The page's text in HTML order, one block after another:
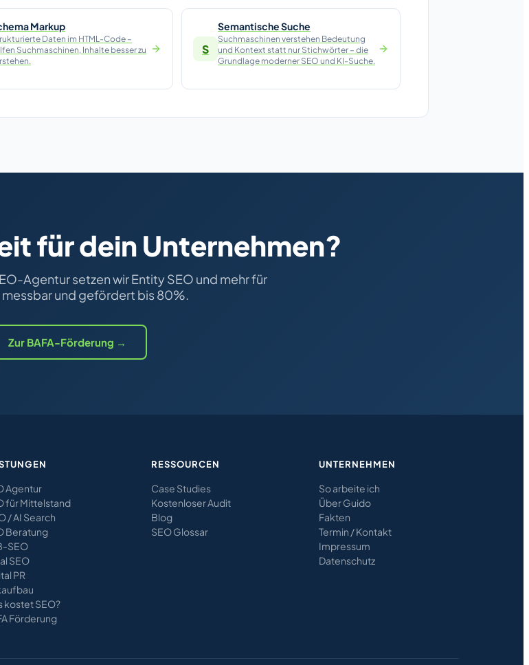
Markup
Daten im HTML-Code –
Suchmaschinen, Inhalte besser zu
S
Semantische Suche
Suchmaschinen verstehen Bedeutung
und Kontext statt nur Stichwörter – die
Grundlage moderner SEO und KI-Suche.
für dein Unternehmen?
Agentur setzen wir Entity SEO und mehr für
messbar und gefördert bis 80%.
Zur BAFA-Förderung →
Agentur
für Mittelstand
/ AI Search
Beratung
SEO
SEO
PR
kostet SEO?
Förderung
RESSOURCEN
Case Studies
Kostenloser Audit
Blog
SEO Glossar
UNTERNEHMEN
So arbeite ich
Über Guido
Fakten
Termin / Kontakt
Impressum
Datenschutz